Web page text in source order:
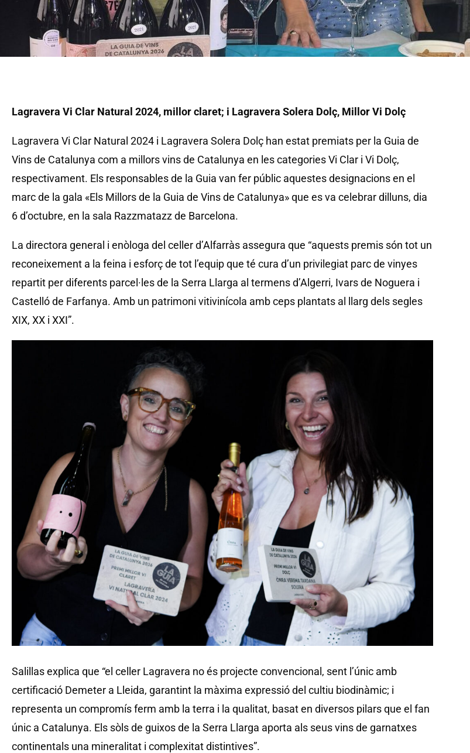
Lagravera Vi Clar Natural 2024, millor claret; i Lagravera Solera Dolç, Millor Vi Dolç
Lagravera Vi Clar Natural 2024 i Lagravera Solera Dolç han estat premiats per la Guia de
Vins de Catalunya com a millors vins de Catalunya en les categories Vi Clar i Vi Dolç,
respectivament. Els responsables de la Guia van fer públic aquestes designacions en el
marc de la gala «Els Millors de la Guia de Vins de Catalunya» que es va celebrar dilluns, dia
6 d’octubre, en la sala Razzmatazz de Barcelona.
La directora general i enòloga del celler d’Alfarràs assegura que “aquests premis són tot un
reconeixement a la feina i esforç de tot l’equip que té cura d’un privilegiat parc de vinyes
repartit per diferents parcel·les de la Serra Llarga al termens d’Algerri, Ivars de Noguera i
Castelló de Farfanya. Amb un patrimoni vitivinícola amb ceps plantats al llarg dels segles
XIX, XX i XXI”.
Salillas explica que “el celler Lagravera no és projecte convencional, sent l’únic amb
certificació Demeter a Lleida, garantint la màxima expressió del cultiu biodinàmic; i
representa un compromís ferm amb la terra i la qualitat, basat en diversos pilars que el fan
únic a Catalunya. Els sòls de guixos de la Serra Llarga aporta als seus vins de garnatxes
continentals una mineralitat i complexitat distintives”.